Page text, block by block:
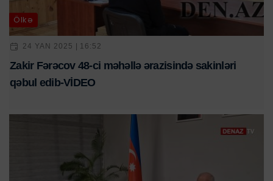
Ölkə
24 YAN 2025 | 16:52
Zakir Fərəcov 48-ci məhəllə ərazisində sakinləri
qəbul edib-VİDEO